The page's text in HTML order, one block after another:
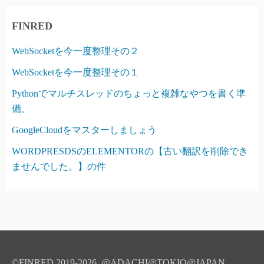
FINRED
WebSocketを今一度整理その２
WebSocketを今一度整理その１
Pythonでマルチスレッドのちょっと複雑なやつを書く準
備。
GoogleCloudをマスターしましょう
WORDPRESDSのELEMENTORの【古い翻訳を削除でき
ませんでした。】の件